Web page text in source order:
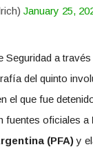
January 25,
a
del quinto
el que fue
fuentes oficiales a
(PFA)y